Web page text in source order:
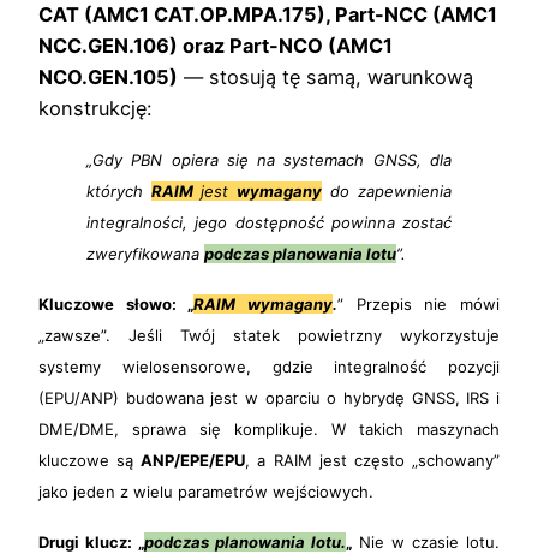
CAT (AMC1 CAT.OP.MPA.175), Part-NCC (AMC1
NCC.GEN.106) oraz Part-NCO (AMC1
NCO.GEN.105) — stosują tę samą, warunkową
konstrukcję:
„Gdy PBN opiera się na systemach GNSS, dla
których RAIM jest wymagany do zapewnienia
integralności, jego dostępność powinna zostać
zweryfikowana podczas planowania lotu”.
Kluczowe słowo: „RAIM wymagany.” Przepis nie mówi
„zawsze”. Jeśli Twój statek powietrzny wykorzystuje
systemy wielosensorowe, gdzie integralność pozycji
(EPU/ANP) budowana jest w oparciu o hybrydę GNSS, IRS i
DME/DME, sprawa się komplikuje. W takich maszynach
kluczowe sąANP/EPE/EPU, a RAIM jest często „schowany”
jako jeden z wielu parametrów wejściowych.
Drugi klucz: „podczas planowania lotu.„ Nie w czasie lotu.